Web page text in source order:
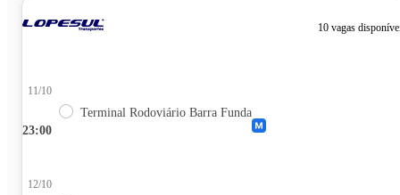
10 vagas
23:00
11/10
Terminal Rodoviário Barra Funda
12/10